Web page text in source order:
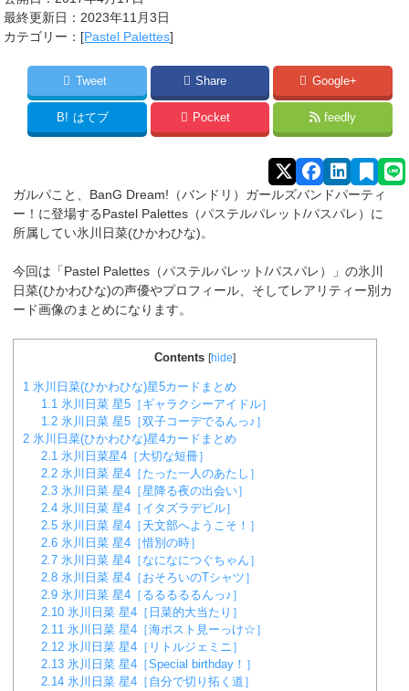
最終更新日：2023年11月3日
カテゴリー：[Pastel Palettes]
Tweet Share Google+
B! はてブ Pocket feedly
ガルパこと、BanG Dream!（バンドリ）ガールズバンドパーティ
ー！に登場するPastel Palettes（パステルパレット/パスパレ）に
所属してい氷川日菜(ひかわひな)。
今回は「Pastel Palettes（パステルパレット/パスパレ）」の氷川
日菜(ひかわひな)の声優やプロフィール、そしてレアリティー別カ
ード画像のまとめになります。
Contents [hide]
1 氷川日菜(ひかわひな)星5カードまとめ
1.1 氷川日菜 星5［ギャラクシーアイドル］
1.2 氷川日菜 星5［双子コーデでるんっ♪］
2 氷川日菜(ひかわひな)星4カードまとめ
2.1 氷川日菜星4［大切な短冊］
2.2 氷川日菜 星4［たった一人のあたし］
2.3 氷川日菜 星4［星降る夜の出会い］
2.4 氷川日菜 星4［イタズラデビル］
2.5 氷川日菜 星4［天文部へようこそ！］
2.6 氷川日菜 星4［惜別の時］
2.7 氷川日菜 星4［なになにつぐちゃん］
2.8 氷川日菜 星4［おそろいのTシャツ］
2.9 氷川日菜 星4［るるるるるんっ♪］
2.10 氷川日菜 星4［日菜的大当たり］
2.11 氷川日菜 星4［海ポスト見ーっけ☆］
2.12 氷川日菜 星4［リトルジェミニ］
2.13 氷川日菜 星4［Special birthday！］
2.14 氷川日菜 星4［自分で切り拓く道］